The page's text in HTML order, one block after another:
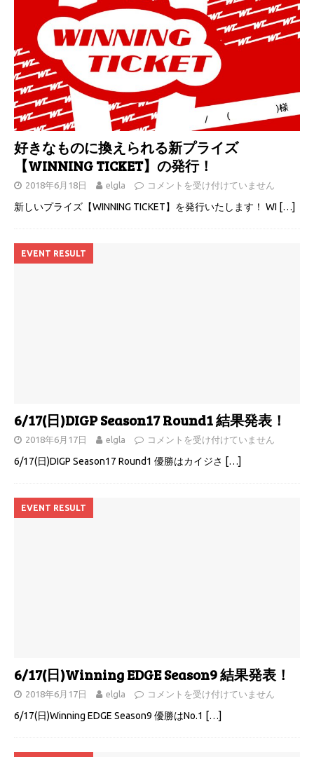
好きなものに換えられる新プライズ
【WINNING TICKET】の発行！
2018年6月18日 elgla コメントを受け付けていません
新しいプライズ【WINNING TICKET】を発行いたします！ WI […]
EVENT RESULT
6/17(日)DIGP Season17 Round1 結果発表！
2018年6月17日 elgla コメントを受け付けていません
6/17(日)DIGP Season17 Round1 優勝はカイジさ […]
EVENT RESULT
6/17(日)Winning EDGE Season9 結果発表！
2018年6月17日 elgla コメントを受け付けていません
6/17(日)Winning EDGE Season9 優勝はNo.1 […]